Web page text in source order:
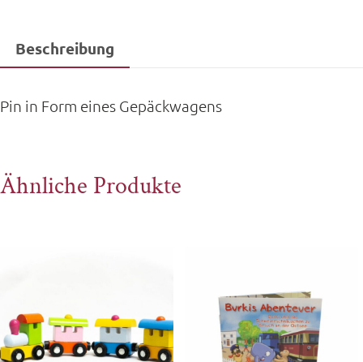
Beschreibung
Pin in Form eines Gepäckwagens
Ähnliche Produkte